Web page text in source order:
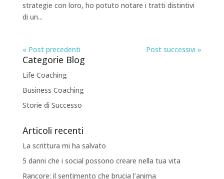
strategie con loro, ho potuto notare i tratti distintivi
di un...
« Post precedenti Post successivi »
Categorie Blog
Life Coaching
Business Coaching
Storie di Successo
Articoli recenti
La scrittura mi ha salvato
5 danni che i social possono creare nella tua vita
Rancore: il sentimento che brucia l’anima